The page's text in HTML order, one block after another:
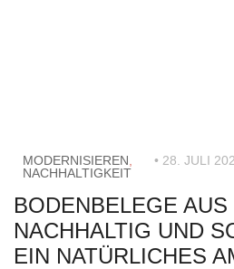
MODERNISIEREN
NACHHALTIGKEIT
• 28. JULI
BODENBELEGE
NACHHALTIG UND
EIN NATÜRLICHES